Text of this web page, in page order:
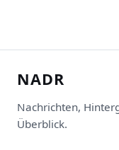
NADR
Nachrichten,
Überblick.